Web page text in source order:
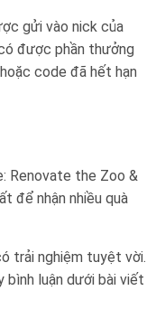
gửi vào nick của
được phần thưởng
code đã hết hạn
Renovate the Zoo &
để nhận nhiều quà
trải nghiệm tuyệt vời.
bình luận dưới bài viết